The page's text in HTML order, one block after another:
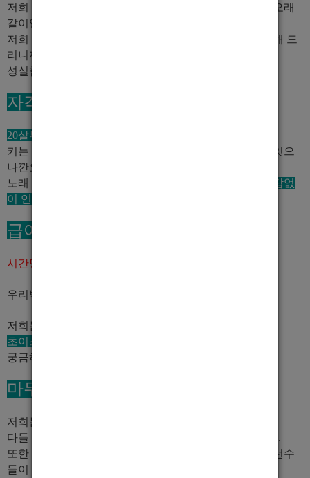
저희 박스에 오셔서 일도 배우고 형 동생같은 느낌으로 오래
같이일할 식구를 구하고 있습니다.
저희 박스는 다른박스와 다릅니다. 최선을 다해 서포트 해 드
리니까.
성실함과 열정을 갖고 일하실분 연락많이 주세요
자격요건
20살부터 40살
키는 크면 좋치만 너무 작지만 않음 괜찮아요 키높이가 잇으
나깐요
노래 춤 끼가 없어도 오셔서
천천히 배우시면 되니깐 부담없
이 연락주세요
급여
시간당 40000원
우리박스 혜택
저희는
초이스 발생자는 1명당 5000원을 지급
궁금하신부분은 면접때 알려드릴께요.
마무리
저희는 실장이 저포함 세명이 잇습니다.
다들 열심히 하는 친구들이고 저하고 오래된 사람입니다.
또한 선수들도 길면 7년 짧으면 2년정도 제 밑에서 일한선수
들이 많이 있습니다.